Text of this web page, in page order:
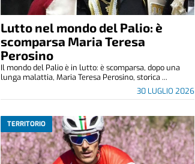
Lutto nel mondo del Palio: è
scomparsa Maria Teresa
Perosino
30 LUGLIO 2026
Il mondo del Palio è in lutto: è scomparsa, dopo una
lunga malattia, Maria Teresa Perosino, storica ...
TERRITORIO